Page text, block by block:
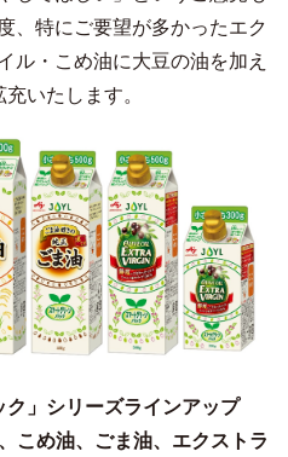
、特にご要望が多かったエク
ル・こめ油に大豆の油を加え
いたします。
ク」シリーズラインアップ
こめ油、ごま油、エクストラ